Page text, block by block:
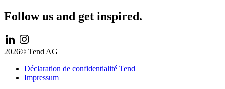
Follow us and get inspired.
2026© Tend AG
Déclaration de confidentialité Tend
Impressum